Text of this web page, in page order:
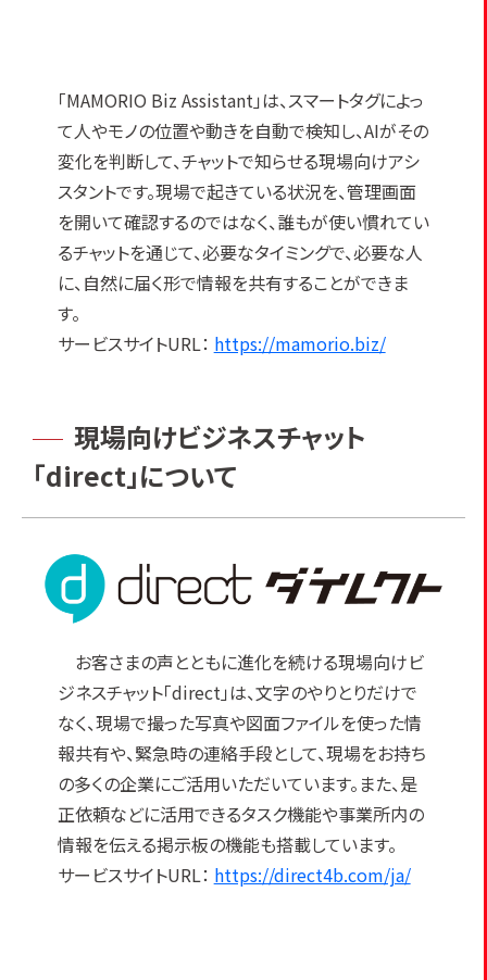
「MAMORIO Biz Assistant」は、スマートタグによっ
て人やモノの位置や動きを自動で検知し、AIがその
変化を判断して、チャットで知らせる現場向けアシ
スタントです。現場で起きている状況を、管理画面
を開いて確認するのではなく、誰もが使い慣れてい
るチャットを通じて、必要なタイミングで、必要な人
に、自然に届く形で情報を共有することができま
す。
サービスサイトURL： https://mamorio.biz/
現場向けビジネスチャット
「direct」について
お客さまの声とともに進化を続ける現場向けビ
ジネスチャット「direct」は、文字のやりとりだけで
なく、現場で撮った写真や図面ファイルを使った情
報共有や、緊急時の連絡手段として、現場をお持ち
の多くの企業にご活用いただいています。また、是
正依頼などに活用できるタスク機能や事業所内の
情報を伝える掲示板の機能も搭載しています。
サービスサイトURL： https://direct4b.com/ja/